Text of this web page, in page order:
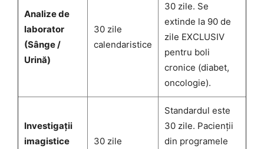
Analize de
laborator
(Sânge /
Urină)
30 zile
calendaristice
30 zile. Se
extinde la 90 de
zile EXCLUSIV
pentru boli
cronice (diabet,
oncologie).
Investigații
imagistice
30 zile
Standardul este
30 zile. Pacienții
din programele